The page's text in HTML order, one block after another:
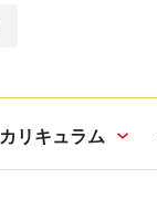
カリキュラム